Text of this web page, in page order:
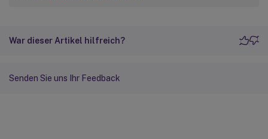
War dieser Artikel hilfreich?
Senden Sie uns Ihr Feedback